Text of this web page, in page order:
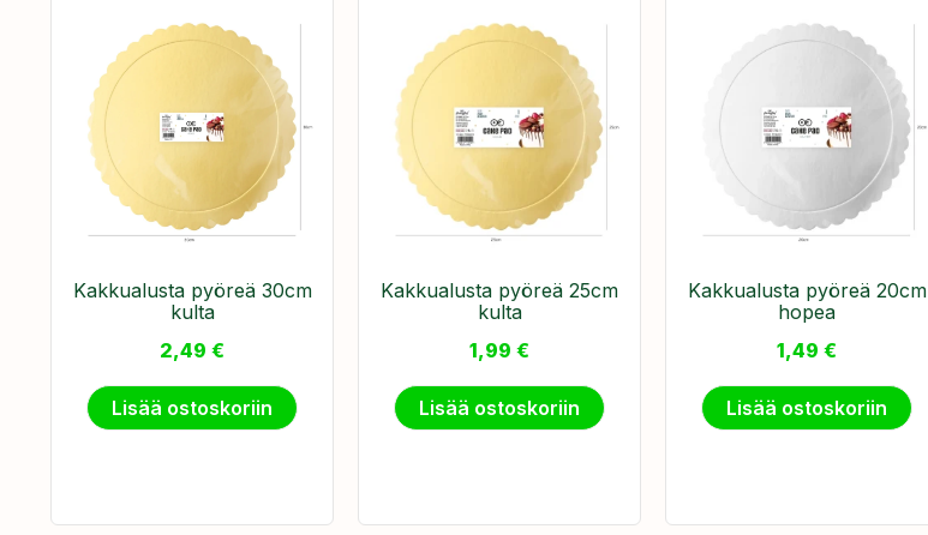
Kakkualusta pyöreä 30cm
kulta
2,49 €
Lisää ostoskoriin
Kakkualusta pyöreä 25cm
kulta
1,99 €
Lisää ostoskoriin
Kakkualusta pyöreä 20cm
hopea
1,49 €
Lisää ostoskoriin